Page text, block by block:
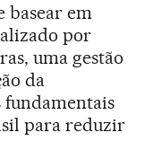
basear em
por
uma gestão
da
fundamentais
para reduzir